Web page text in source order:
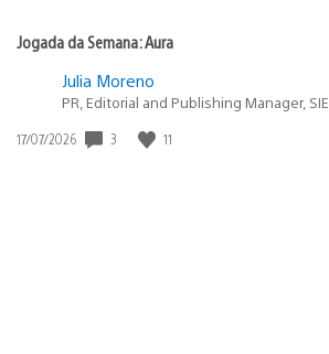
Jogada da Semana: Aura
Julia Moreno
PR, Editorial and Publishing Manager, SIE
Data
17/07/2026 3 11